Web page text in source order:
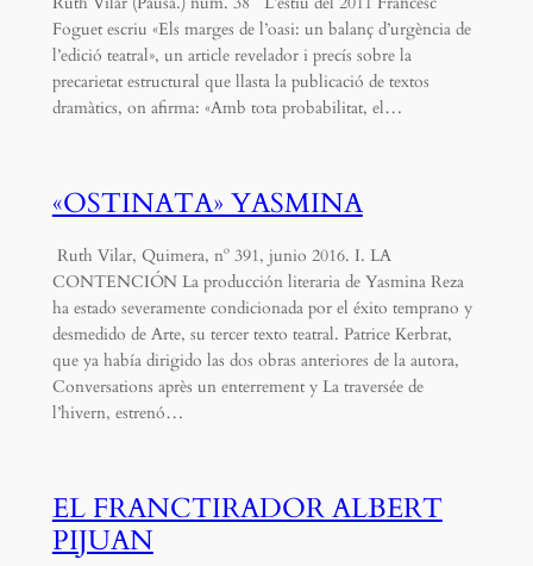
Foguet escriu «Els marges de l’oasi: un balanç d’urgència de
l’edició teatral», un article revelador i precís sobre la
precarietat estructural que llasta la publicació de textos
dramàtics, on afirma: «Amb tota probabilitat, el…
«OSTINATA» YASMINA
Ruth Vilar, Quimera, nº 391, junio 2016. I. LA
CONTENCIÓN La producción literaria de Yasmina Reza
ha estado severamente condicionada por el éxito temprano y
desmedido de Arte, su tercer texto teatral. Patrice Kerbrat,
que ya había dirigido las dos obras anteriores de la autora,
Conversations après un enterrement y La traversée de
l’hivern, estrenó…
EL FRANCTIRADOR ALBERT
PIJUAN